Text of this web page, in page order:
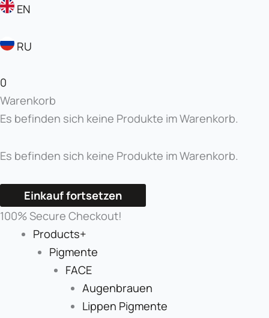
EN
RU
0
Warenkorb
Es befinden sich keine Produkte im Warenkorb.
Es befinden sich keine Produkte im Warenkorb.
Einkauf fortsetzen
100% Secure Checkout!
Products+
Pigmente
FACE
Augenbrauen
Lippen Pigmente